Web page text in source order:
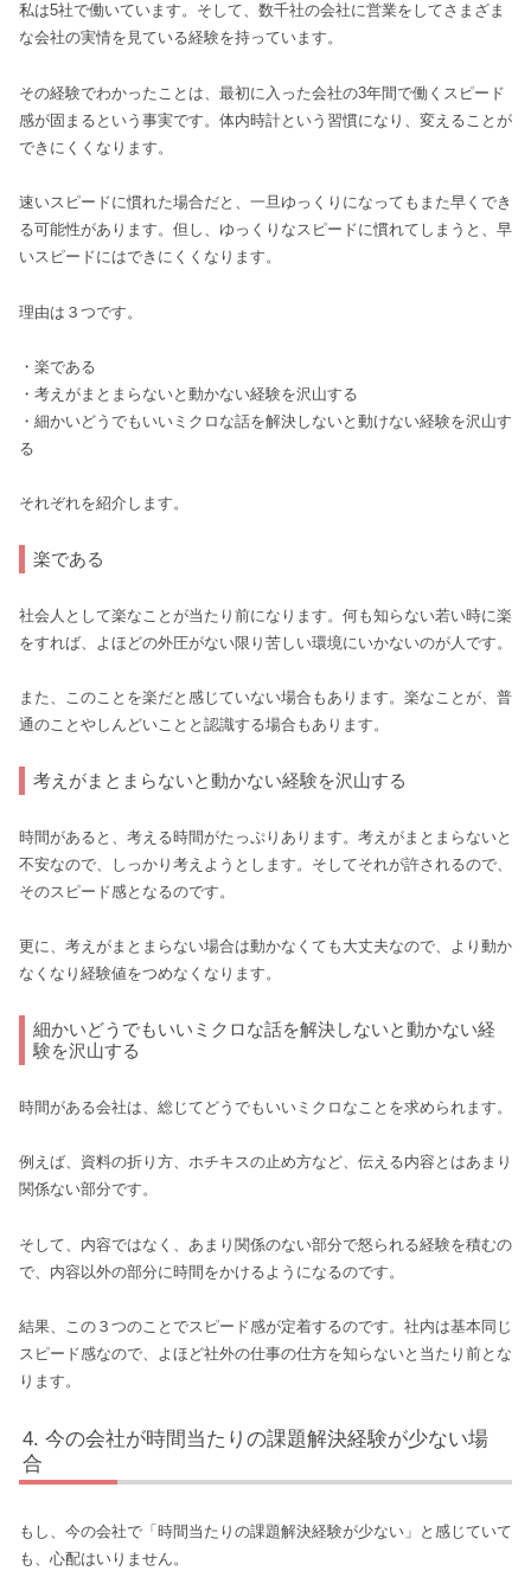
私は5社で働いています。そして、数千社の会社に営業をしてさまざま
な会社の実情を見ている経験を持っています。
その経験でわかったことは、最初に入った会社の3年間で働くスピード
感が固まるという事実です。体内時計という習慣になり、変えることが
できにくくなります。
速いスピードに慣れた場合だと、一旦ゆっくりになってもまた早くでき
る可能性があります。但し、ゆっくりなスピードに慣れてしまうと、早
いスピードにはできにくくなります。
理由は３つです。
・楽である
・考えがまとまらないと動かない経験を沢山する
・細かいどうでもいいミクロな話を解決しないと動けない経験を沢山す
る
それぞれを紹介します。
楽である
社会人として楽なことが当たり前になります。何も知らない若い時に楽
をすれば、よほどの外圧がない限り苦しい環境にいかないのが人です。
また、このことを楽だと感じていない場合もあります。楽なことが、普
通のことやしんどいことと認識する場合もあります。
考えがまとまらないと動かない経験を沢山する
時間があると、考える時間がたっぷりあります。考えがまとまらないと
不安なので、しっかり考えようとします。そしてそれが許されるので、
そのスピード感となるのです。
更に、考えがまとまらない場合は動かなくても大丈夫なので、より動か
なくなり経験値をつめなくなります。
細かいどうでもいいミクロな話を解決しないと動かない経
験を沢山する
時間がある会社は、総じてどうでもいいミクロなことを求められます。
例えば、資料の折り方、ホチキスの止め方など、伝える内容とはあまり
関係ない部分です。
そして、内容ではなく、あまり関係のない部分で怒られる経験を積むの
で、内容以外の部分に時間をかけるようになるのです。
結果、この３つのことでスピード感が定着するのです。社内は基本同じ
スピード感なので、よほど社外の仕事の仕方を知らないと当たり前とな
ります。
今の会社が時間当たりの課題解決経験が少ない場
合
もし、今の会社で「時間当たりの課題解決経験が少ない」と感じていて
も、心配はいりません。